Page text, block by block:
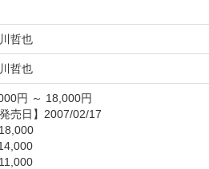
哲也
哲也
円 ～ 18,000円
発売日】2007/02/17